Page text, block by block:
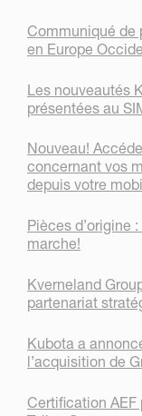
Communiqué de
en Europe
Les nouveautés
présentées au
Nouveau!
concernant vos
depuis votre
Pièces d’origine
marche!
Kverneland
partenariat
Kubota a
l’acquisition de
Certification AEF